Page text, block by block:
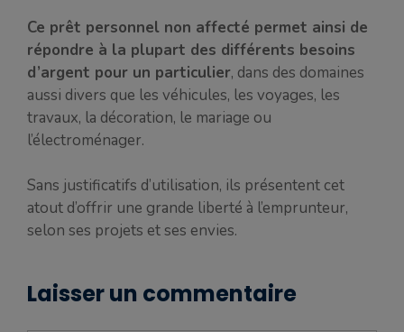
Ce prêt personnel non affecté permet ainsi de
répondre à la plupart des différents besoins
d’argent pour un particulier, dans des domaines
aussi divers que les véhicules, les voyages, les
travaux, la décoration, le mariage ou
l’électroménager.
Sans justificatifs d’utilisation, ils présentent cet
atout d’offrir une grande liberté à l’emprunteur,
selon ses projets et ses envies.
Laisser un commentaire